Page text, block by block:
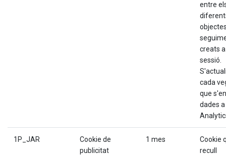
entre
creats
sessió.
cada
que
dades
1P_JAR
Cookie de
publicitat
1 mes
Cookie
recull